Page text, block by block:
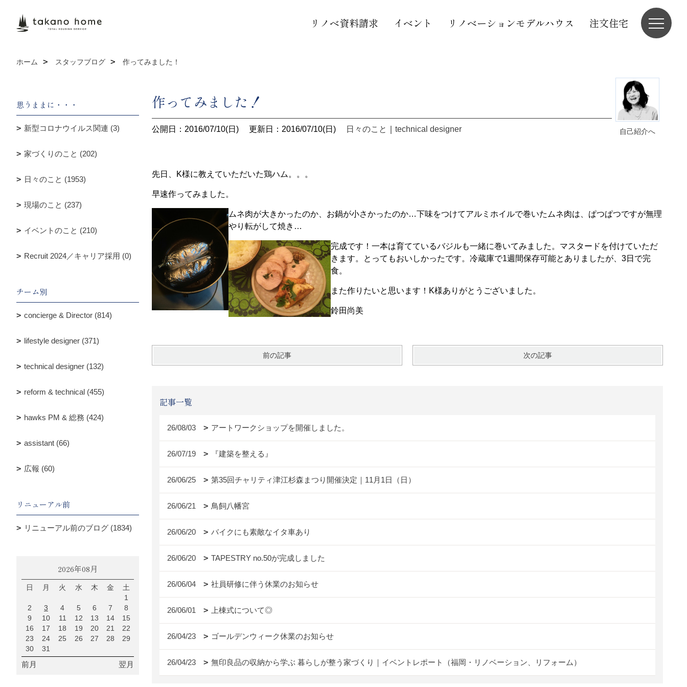
リノベ資料請求 イベント リノベーションモデルハウス 注文住宅
ホーム スタッフブログ 作ってみました！
自己紹介へ
作ってみました！
公開日：2016/07/10(日) 更新日：2016/07/10(日) 日々のこと technical designer
先日、K様に教えていただいた鶏ハム。。。
早速作ってみました。
ムネ肉が大きかったのか、お鍋が小さかったのか…下味をつけてアルミホイルで巻いたムネ肉は、ぱつぱつですが無理
やり転がして焼き…
完成です！一本は育てているバジルも一緒に巻いてみました。マスタードを付けていただ
きます。とってもおいしかったです。冷蔵庫で1週間保存可能とありましたが、3日で完
食。
また作りたいと思います！K様ありがとうございました。
鈴田尚美
前の記事 次の記事
記事一覧
26/08/03 アートワークショップを開催しました。
26/07/19 『建築を整える』
26/06/25 第35回チャリティ津江杉森まつり開催決定｜11月1日（日）
26/06/21 鳥飼八幡宮
26/06/20 バイクにも素敵なイタ車あり
26/06/20 TAPESTRY no.50が完成しました
26/06/04 社員研修に伴う休業のお知らせ
26/06/01 上棟式について◎
26/04/23 ゴールデンウィーク休業のお知らせ
26/04/23 無印良品の収納から学ぶ 暮らしが整う家づくり｜イベントレポート（福岡・リノベーション、リフォーム）
思うままに・・・
新型コロナウイルス関連 (3)
家づくりのこと (202)
日々のこと (1953)
現場のこと (237)
イベントのこと (210)
Recruit 2024／キャリア採用 (0)
チーム別
concierge & Director (814)
lifestyle designer (371)
technical designer (132)
reform & technical (455)
hawks PM & 総務 (424)
assistant (66)
広報 (60)
リニューアル前
リニューアル前のブログ (1834)
2026年08月
日 月 火 水 木 金
土
1
2
3 4 5 6 7
8
9
10 11 12 13 14
15
16
17 18 19 20 21
22
23
24 25 26 27 28
29
30
31
前月 翌月